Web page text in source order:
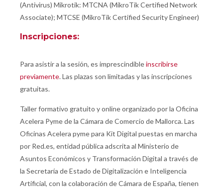
(Antivirus) Mikrotik: MTCNA (MikroTik Certified Network
Associate); MTCSE (MikroTik Certified Security Engineer)
Inscripciones:
Para asistir a la sesión, es imprescindibleinscribirse
previamente. Las plazas son limitadas y las inscripciones
gratuitas.
Taller formativo gratuito y online organizado por la Oficina
Acelera Pyme de la Cámara de Comercio de Mallorca. Las
Oficinas Acelera pyme para Kit Digital puestas en marcha
por Red.es, entidad pública adscrita al Ministerio de
Asuntos Económicos y Transformación Digital a través de
la Secretaría de Estado de Digitalización e Inteligencia
Artificial, con la colaboración de Cámara de España, tienen